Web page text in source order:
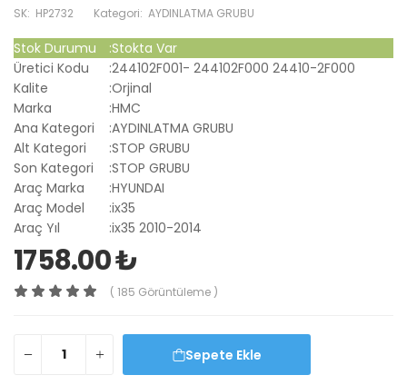
SK: HP2732 Kategori: AYDINLATMA GRUBU
Stok Durumu :Stokta Var
Üretici Kodu
:244102F001- 244102F000 24410-2F000
Kalite
:Orjinal
Marka
:HMC
Ana Kategori
:AYDINLATMA GRUBU
Alt Kategori
:STOP GRUBU
Son Kategori
:STOP GRUBU
Araç Marka
:HYUNDAI
Araç Model
:ix35
Araç Yıl
:ix35 2010-2014
1758.00 ₺
( 185 Görüntüleme )
Sepete Ekle